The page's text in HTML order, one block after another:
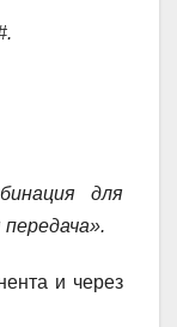
для
и через